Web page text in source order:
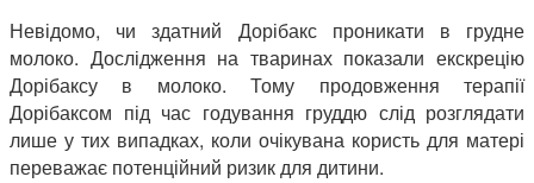
Невідомо, чи здатний Дорібакс проникати в грудне
молоко. Дослідження на тваринах показали екскрецію
Дорібаксу в молоко. Тому продовження терапії
Дорібаксом під час годування груддю слід розглядати
лише у тих випадках, коли очікувана користь для матері
переважає потенційний ризик для дитини.